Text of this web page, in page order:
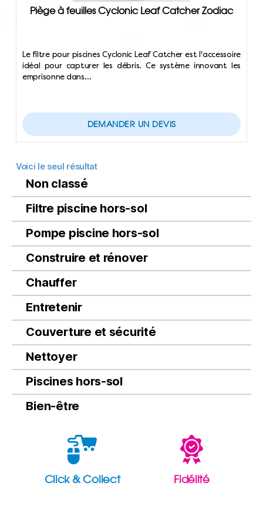
Piège à feuilles Cyclonic Leaf Catcher Zodiac
Le filtre pour piscines Cyclonic Leaf Catcher est l'accessoire
idéal pour capturer les débris. Ce système innovant les
emprisonne dans…
DEMANDER UN DEVIS
Voici le seul résultat
Non classé
Filtre piscine hors-sol
Pompe piscine hors-sol
Construire et rénover
Chauffer
Entretenir
Couverture et sécurité
Nettoyer
Piscines hors-sol
Bien-être
Click & Collect Fidélité